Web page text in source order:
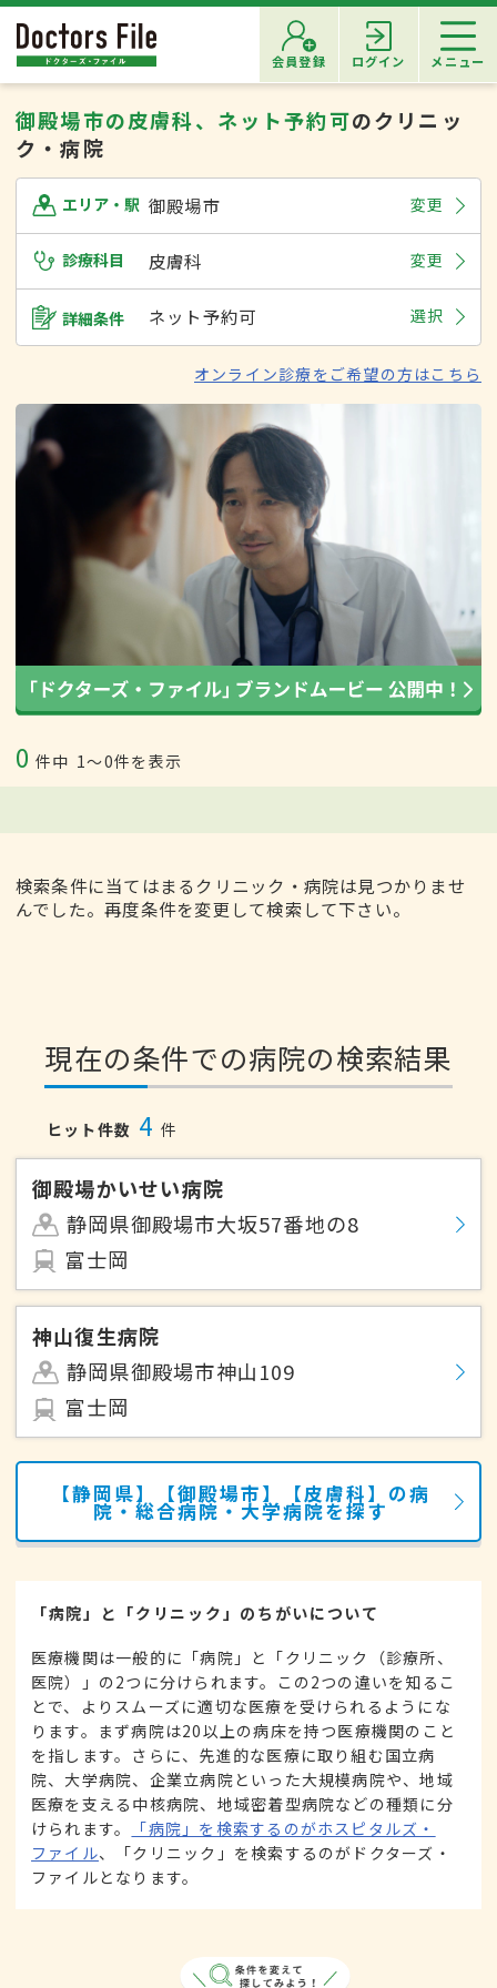
会員登録 ログイン メニュー
御殿場市の皮膚科、ネット予約可のクリニッ
ク・病院
エリア・駅 御殿場市 変更
診療科目 皮膚科 変更
詳細条件 ネット予約可 選択
オンライン診療をご希望の方はこちら
0 件中 1〜0件を表示
検索条件に当てはまるクリニック・病院は見つかりませ
んでした。再度条件を変更して検索して下さい。
現在の条件での病院の検索結果
ヒット件数 4 件
御殿場かいせい病院
静岡県御殿場市大坂57番地の8
富士岡
神山復生病院
静岡県御殿場市神山109
富士岡
【静岡県】【御殿場市】【皮膚科】の病
院・総合病院・大学病院を探す
「病院」と「クリニック」のちがいについて
医療機関は一般的に「病院」と「クリニック（診療所、
医院）」の2つに分けられます。この2つの違いを知るこ
とで、よりスムーズに適切な医療を受けられるようにな
ります。まず病院は20以上の病床を持つ医療機関のこと
を指します。さらに、先進的な医療に取り組む国立病
院、大学病院、企業立病院といった大規模病院や、地域
医療を支える中核病院、地域密着型病院などの種類に分
けられます。
「病院」を検索するのがホスピタルズ・
ファイル、「クリニック」を検索するのがドクターズ・
ファイルとなります。